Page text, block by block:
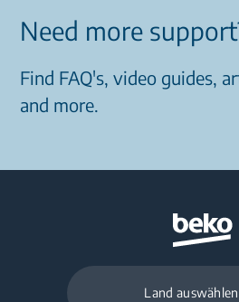
Need more
Find FAQ's, video guides,
and more.
Land auswählen